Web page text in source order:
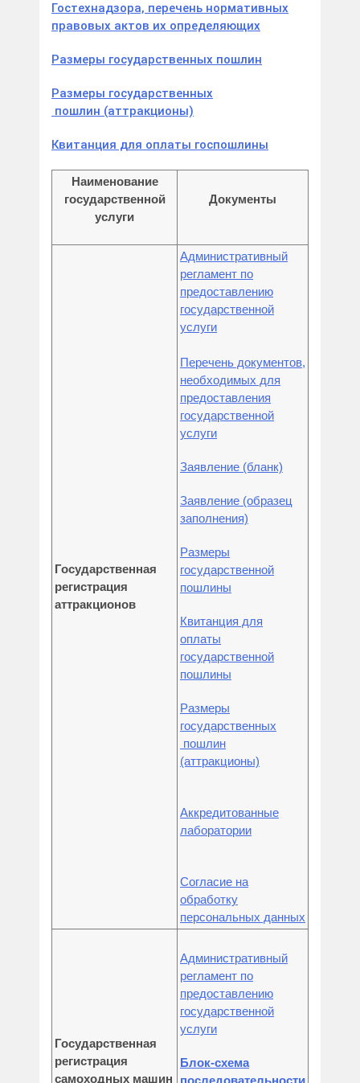
Гостехнадзора, перечень нормативных
правовых актов их определяющих
Размеры государственных пошлин
Размеры государственных
пошлин (аттракционы)
Квитанция для оплаты госпошлины
Наименование
государственной
услуги
Документы
Государственная
регистрация
аттракционов
Административный
регламент по
предоставлению
государственной
услуги
Перечень документов,
необходимых для
предоставления
государственной
услуги
Заявление (бланк)
Заявление (образец
заполнения)
Размеры
государственной
пошлины
Квитанция для
оплаты
государственной
пошлины
Размеры
государственных
пошлин
(аттракционы)
Аккредитованные
лаборатории
Согласие на
обработку
персональных данных
Государственная
регистрация
самоходных машин
Административный
регламент по
предоставлению
государственной
услуги
Блок-схема
последовательности